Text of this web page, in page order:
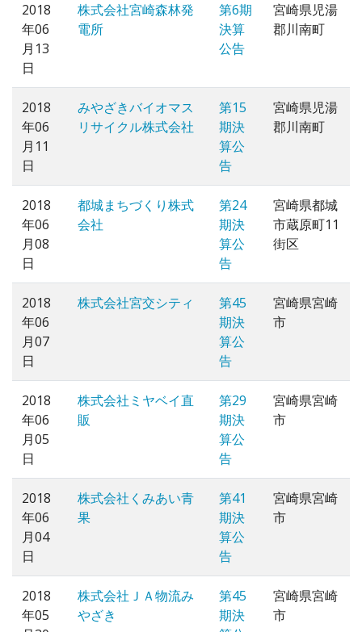
2018
年06
月13
日
株式会社宮崎森林発
電所
第6期
決算
公告
宮崎県児湯
郡川南町
2018
年06
月11
日
みやざきバイオマス
リサイクル株式会社
第15
期決
算公
告
宮崎県児湯
郡川南町
2018
年06
月08
日
都城まちづくり株式
会社
第24
期決
算公
告
宮崎県都城
市蔵原町11
街区
2018
年06
月07
日
株式会社宮交シティ
第45
期決
算公
告
宮崎県宮崎
市
2018
年06
月05
日
株式会社ミヤベイ直
販
第29
期決
算公
告
宮崎県宮崎
市
2018
年06
月04
日
株式会社くみあい青
果
第41
期決
算公
告
宮崎県宮崎
市
2018
年05
株式会社ＪＡ物流み
やざき
第45
期決
宮崎県宮崎
市